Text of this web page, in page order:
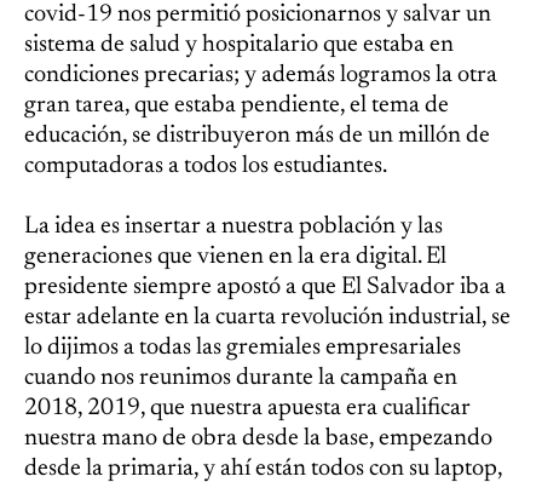
covid-19 nos permitió posicionarnos y salvar un
sistema de salud y hospitalario que estaba en
condiciones precarias; y además logramos la otra
gran tarea, que estaba pendiente, el tema de
educación, se distribuyeron más de un millón de
computadoras a todos los estudiantes.
La idea es insertar a nuestra población y las
generaciones que vienen en la era digital. El
presidente siempre apostó a que El Salvador iba a
estar adelante en la cuarta revolución industrial, se
lo dijimos a todas las gremiales empresariales
cuando nos reunimos durante la campaña en
2018, 2019, que nuestra apuesta era cualificar
nuestra mano de obra desde la base, empezando
desde la primaria, y ahí están todos con su laptop,